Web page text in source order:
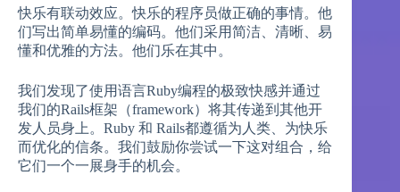
快乐有联动效应。快乐的程序员做正确的事情。他
们写出简单易懂的编码。他们采用简洁、清晰、易
懂和优雅的方法。他们乐在其中。
我们发现了使用语言Ruby编程的极致快感并通过
我们的Rails框架（framework）将其传递到其他开
发人员身上。Ruby 和 Rails都遵循为人类、为快乐
而优化的信条。我们鼓励你尝试一下这对组合，给
它们一个一展身手的机会。